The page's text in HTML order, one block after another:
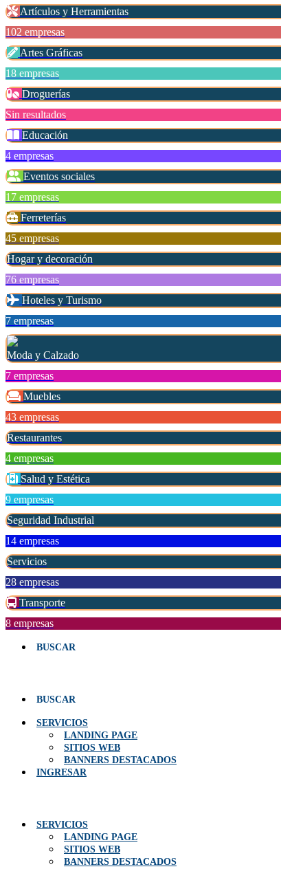
Artículos y Herramientas
102 empresas
Artes Gráficas
18 empresas
Droguerías
Sin resultados
Educación
4 empresas
Eventos sociales
17 empresas
Ferreterías
45 empresas
Hogar y decoración
76 empresas
Hoteles y Turismo
7 empresas
Moda y Calzado
7 empresas
Muebles
43 empresas
Restaurantes
4 empresas
Salud y Estética
9 empresas
Seguridad Industrial
14 empresas
Servicios
28 empresas
Transporte
8 empresas
BUSCAR
BUSCAR
SERVICIOS
LANDING PAGE
SITIOS WEB
BANNERS DESTACADOS
INGRESAR
SERVICIOS
LANDING PAGE
SITIOS WEB
BANNERS DESTACADOS